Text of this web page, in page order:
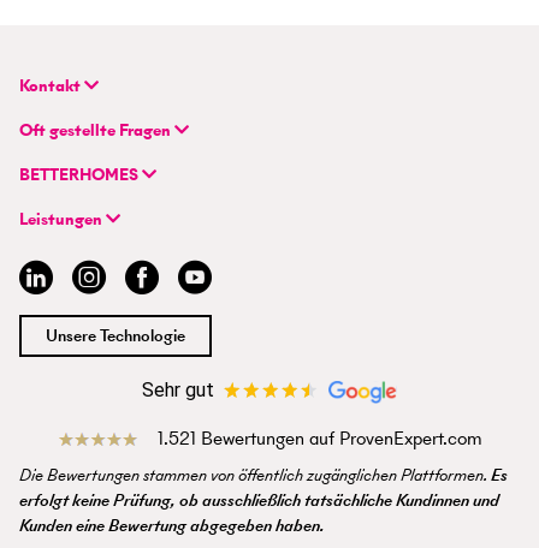
Kontakt
BETTERHOMES Deutschland GmbH
Hauptsitz
Flughafenstraße 59
info@betterhomes.de
Oft gestellte Fragen
FAQ | Immobilie verkaufen/vermieten
FAQ | Einstieg für Profimakler/-innen
BETTERHOMES
Unternehmen
Hybrides Maklermodell
BETTERHOMES-Erfahrungen
Management
Jobs
Standort
Presse
Leistungen
Immobilie suchen
Immobilie verkaufen/vermieten
Immobilienmakler/-in werden
Unsere Technologie
Sehr gut
1.521 Bewertungen auf ProvenExpert.com
Die Bewertungen stammen von öffentlich zugänglichen Plattformen. Es
erfolgt keine Prüfung, ob ausschließlich tatsächliche Kundinnen und
Kunden eine Bewertung abgegeben haben.